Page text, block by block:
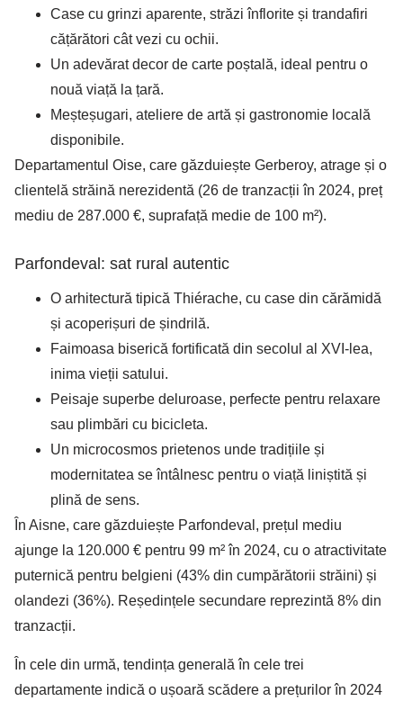
Case cu grinzi aparente, străzi înflorite și trandafiri
cățărători cât vezi cu ochii.
Un adevărat decor de carte poștală, ideal pentru o
nouă viață la țară.
Meșteșugari, ateliere de artă și gastronomie locală
disponibile.
Departamentul Oise, care găzduiește Gerberoy, atrage și o
clientelă străină nerezidentă (26 de tranzacții în 2024, preț
mediu de 287.000 €, suprafață medie de 100 m²).
Parfondeval: sat rural autentic
O arhitectură tipică Thiérache, cu case din cărămidă
și acoperișuri de șindrilă.
Faimoasa biserică fortificată din secolul al XVI-lea,
inima vieții satului.
Peisaje superbe deluroase, perfecte pentru relaxare
sau plimbări cu bicicleta.
Un microcosmos prietenos unde tradițiile și
modernitatea se întâlnesc pentru o viață liniștită și
plină de sens.
În Aisne, care găzduiește Parfondeval, prețul mediu
ajunge la 120.000 € pentru 99 m² în 2024, cu o atractivitate
puternică pentru belgieni (43% din cumpărătorii străini) și
olandezi (36%). Reședințele secundare reprezintă 8% din
tranzacții.
În cele din urmă, tendința generală în cele trei
departamente indică o ușoară scădere a prețurilor în 2024